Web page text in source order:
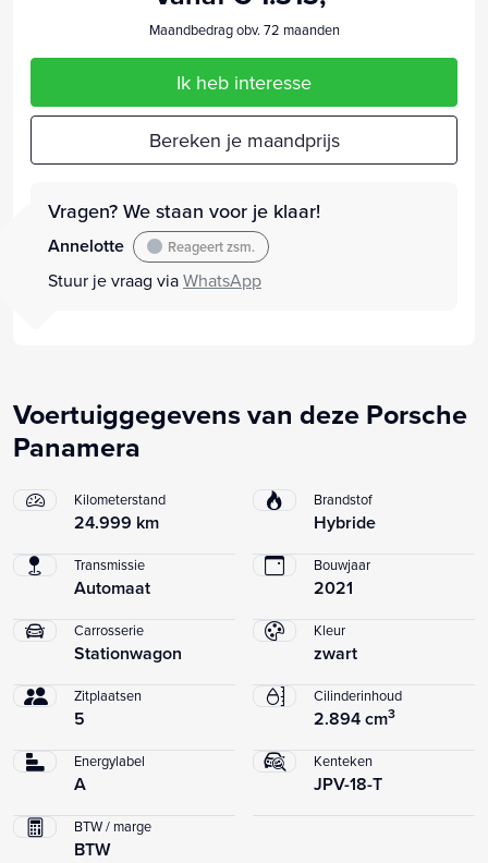
Maandbedrag obv. 72 maanden
Ik heb interesse
Bereken je maandprijs
Vragen? We staan voor je klaar!
Annelotte Reageert zsm.
Stuur je vraag viaWhatsApp
Voertuiggegevens van deze Porsche
Panamera
Kilometerstand
24.999 km
Brandstof
Hybride
Transmissie
Automaat
Bouwjaar
2021
Carrosserie
Stationwagon
Kleur
zwart
Zitplaatsen
5
Cilinderinhoud
2.894 cm3
Energylabel
A
Kenteken
JPV-18-T
BTW / marge
BTW